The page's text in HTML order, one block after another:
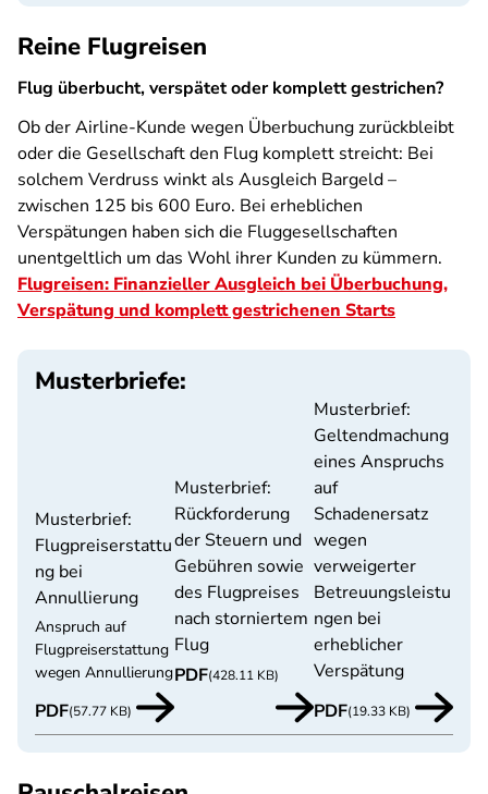
Reine Flugreisen
Flug überbucht, verspätet oder komplett gestrichen?
Ob der Airline-Kunde wegen Überbuchung zurückbleibt
oder die Gesellschaft den Flug komplett streicht: Bei
solchem Verdruss winkt als Ausgleich Bargeld –
zwischen 125 bis 600 Euro. Bei erheblichen
Verspätungen haben sich die Fluggesellschaften
unentgeltlich um das Wohl ihrer Kunden zu kümmern.
Flugreisen: Finanzieller Ausgleich bei Überbuchung,
Verspätung und komplett gestrichenen Starts
Musterbriefe:
Musterbrief:
Flugpreiserstattu
ng bei
Annullierung
Anspruch auf
Flugpreiserstattung
wegen Annullierung
PDF(57.77 KB)
Musterbrief:
Rückforderung
der Steuern und
Gebühren sowie
des Flugpreises
nach storniertem
Flug
PDF(428.11 KB)
Musterbrief:
Geltendmachung
eines Anspruchs
auf
Schadenersatz
wegen
verweigerter
Betreuungsleistu
ngen bei
erheblicher
Verspätung
PDF(19.33 KB)